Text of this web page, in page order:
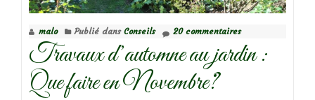
repose,
pas
vous?
malo Publié dans Conseils 20 commentaires
Travaux d’automne au jardin :
Que faire en Novembre?